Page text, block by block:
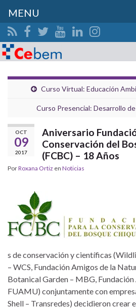
Search for:
Curso Virtual: Educación
Curso Presencial: Desarrollo
OCT
09
2017
Aniversario
Conservación del
(FCBC) – 18 Años
PorRoxana Ortiz en Noticias
s de conservación y científicas
– WCS, Fundación Amigos de la
Botanical Garden – MBG,
FUAMU) conjuntamente con
Shell – Transredes) decidieron crear
MENU